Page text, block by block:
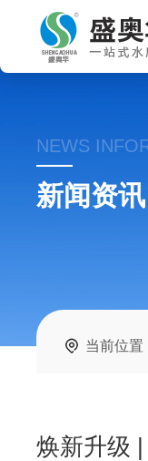
NEWS
新闻资讯
当前位置
焕新升级